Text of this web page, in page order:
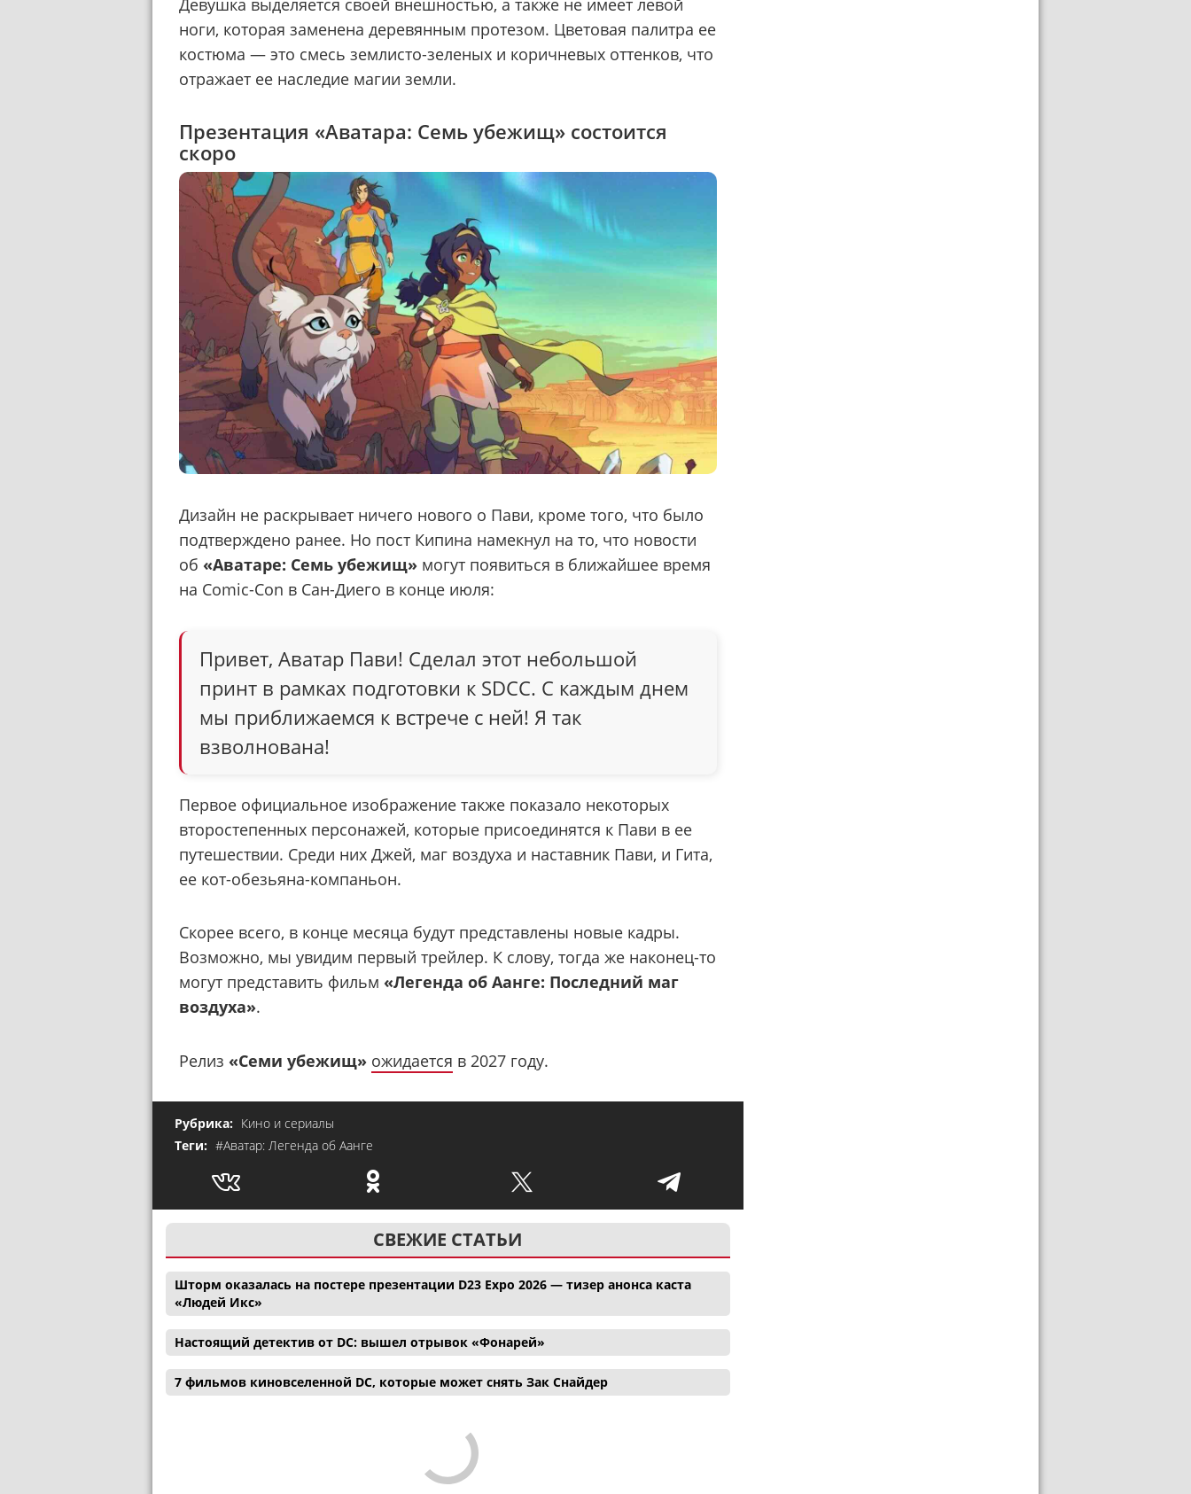
Девушка выделяется своей внешностью, а также не имеет левой
ноги, которая заменена деревянным протезом. Цветовая палитра ее
костюма — это смесь землисто-зеленых и коричневых оттенков, что
отражает ее наследие магии земли.
Презентация «Аватара: Семь убежищ» состоится
скоро
Дизайн не раскрывает ничего нового о Пави, кроме того, что было
подтверждено ранее. Но пост Кипина намекнул на то, что новости
об «Аватаре: Семь убежищ» могут появиться в ближайшее время
на Comic-Con в Сан-Диего в конце июля:
Привет, Аватар Пави! Сделал этот небольшой
принт в рамках подготовки к SDCC. С каждым днем ​​
мы приближаемся к встрече с ней! Я так
взволнована!
Первое официальное изображение также показало некоторых
второстепенных персонажей, которые присоединятся к Пави в ее
путешествии. Среди них Джей, маг воздуха и наставник Пави, и Гита,
ее кот-обезьяна-компаньон.
Скорее всего, в конце месяца будут представлены новые кадры.
Возможно, мы увидим первый трейлер. К слову, тогда же наконец-то
могут представить фильм «Легенда об Аанге: Последний маг
воздуха».
Релиз «Семи убежищ» ожидается в 2027 году.
Рубрика: Кино и сериалы
Теги: #Аватар: Легенда об Аанге
СВЕЖИЕ СТАТЬИ
Шторм оказалась на постере презентации D23 Expo 2026 — тизер анонса каста
«Людей Икс»
Настоящий детектив от DC: вышел отрывок «Фонарей»
7 фильмов киновселенной DC, которые может снять Зак Снайдер